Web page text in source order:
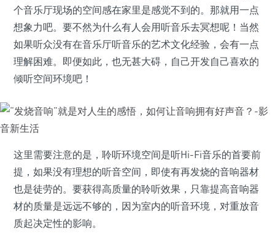
个音乐厅现场的空间感在家里是感觉不到的。那就用一点
想象力吧。要不然为什么有人会用听音乐去冥想呢！当然
如果听众没有在音乐厅听音乐的艺术文化经验，会有一点
理解困难。即便如此，也无甚大碍，自己开发自己喜欢的
倾听空间环境吧！
这里需要注意的是，聆听环境空间是听Hi-Fi音乐的首要前
提，如果没有理想的听音空间，即使有再发烧的音响器材
也是徒劳的。要获得高质量的聆听效果，只靠提高音响器
材的质量是远远不够的，因为室内的听音环境，对重放音
质起决定性的影响。